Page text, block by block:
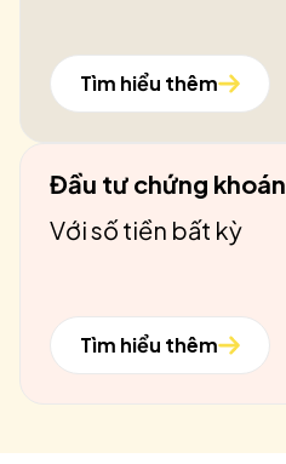
Tìm hiểu thêm
Đầu tư chứng khoán
Với số tiền bất kỳ
Tìm hiểu thêm